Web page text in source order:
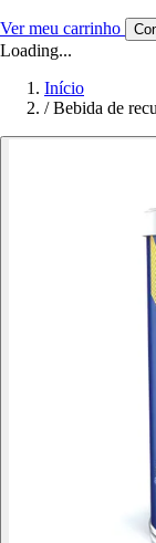
Ver meu carrinho
Loading...
Início
/ Bebida de